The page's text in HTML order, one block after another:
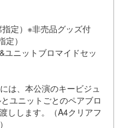
定）※非売品グッズ付
）
ユニットブロマイドセッ
は、本公演のキービジュ
ユニットごとのペアブロ
しします。（A4クリアフ